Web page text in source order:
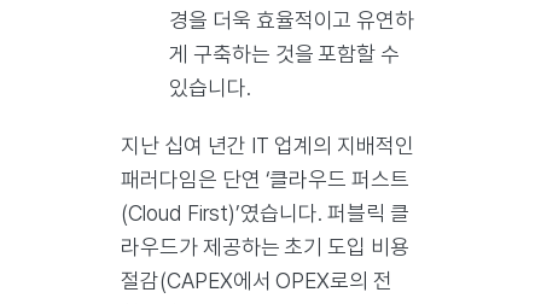
경을 더욱 효율적이고 유연하
게 구축하는 것을 포함할 수
있습니다.
지난 십여 년간 IT 업계의 지배적인
패러다임은 단연 ‘클라우드 퍼스트
(Cloud First)’였습니다. 퍼블릭 클
라우드가 제공하는 초기 도입 비용
절감(CAPEX에서 OPEX로의 전